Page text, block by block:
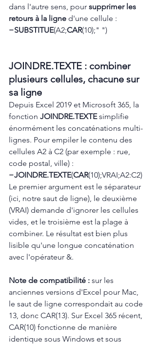
dans l'autre sens, pour supprimer les
retours à la ligne d'une cellule :
=SUBSTITUE(A2;CAR(10);" ")
JOINDRE.TEXTE : combiner
plusieurs cellules, chacune sur
sa ligne
Depuis Excel 2019 et Microsoft 365, la
fonction JOINDRE.TEXTE simplifie
énormément les concaténations multi-
lignes. Pour empiler le contenu des
cellules A2 à C2 (par exemple : rue,
code postal, ville) :
=JOINDRE.TEXTE(CAR(10);VRAI;A2:C2)
Le premier argument est le séparateur
(ici, notre saut de ligne), le deuxième
(VRAI) demande d'ignorer les cellules
vides, et le troisième est la plage à
combiner. Le résultat est bien plus
lisible qu'une longue concaténation
avec l'opérateur &.
Note de compatibilité : sur les
anciennes versions d'Excel pour Mac,
le saut de ligne correspondait au code
13, donc CAR(13). Sur Excel 365 récent,
CAR(10) fonctionne de manière
identique sous Windows et sous